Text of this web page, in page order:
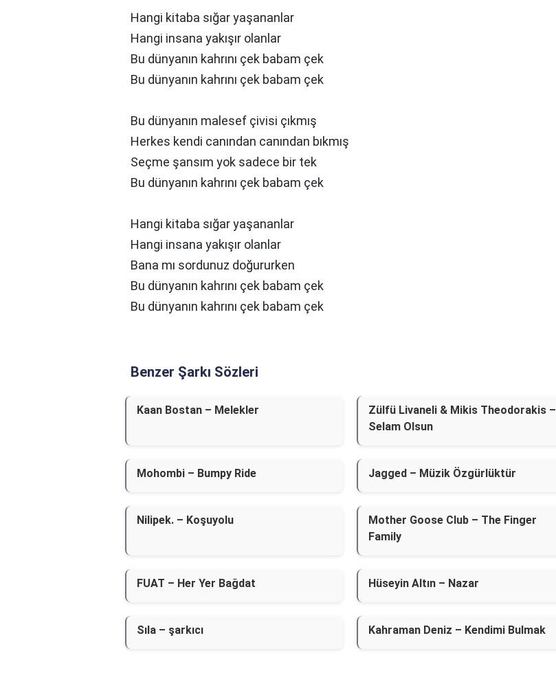
Hangi kitaba sığar yaşananlar
Hangi insana yakışır olanlar
Bu dünyanın kahrını çek babam çek
Bu dünyanın kahrını çek babam çek
Bu dünyanın malesef çivisi çıkmış
Herkes kendi canından canından bıkmış
Seçme şansım yok sadece bir tek
Bu dünyanın kahrını çek babam çek
Hangi kitaba sığar yaşananlar
Hangi insana yakışır olanlar
Bana mı sordunuz doğururken
Bu dünyanın kahrını çek babam çek
Bu dünyanın kahrını çek babam çek
Benzer Şarkı Sözleri
Kaan Bostan – Melekler
Zülfü Livaneli & Mikis Theodorakis –
Selam Olsun
Mohombi – Bumpy Ride Jagged – Müzik Özgürlüktür
Nilipek. – Koşuyolu
Mother Goose Club – The Finger
Family
FUAT – Her Yer Bağdat Hüseyin Altın – Nazar
Sıla – şarkıcı Kahraman Deniz – Kendimi Bulmak